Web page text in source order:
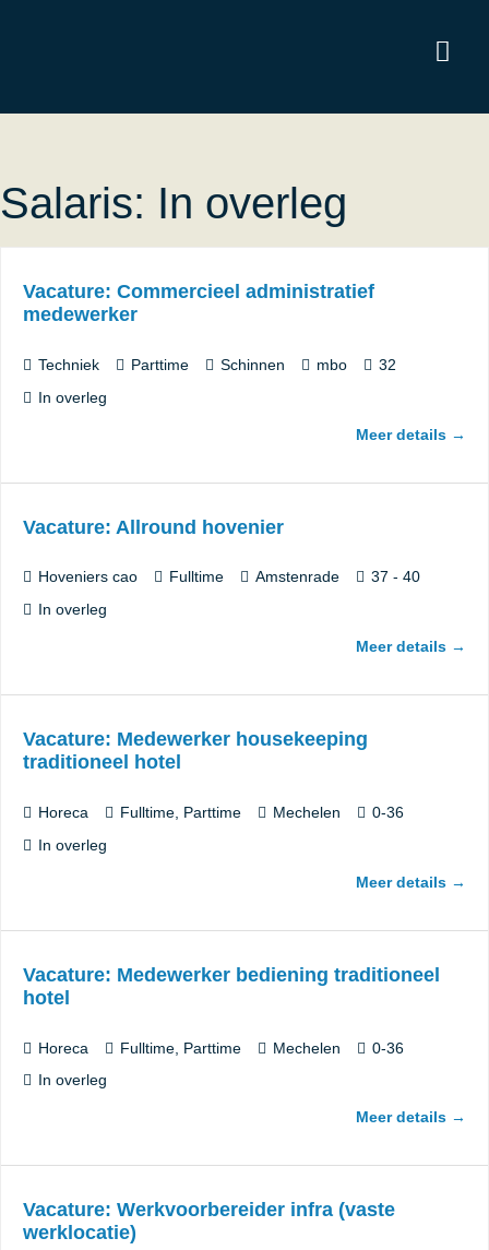
Salaris: In overleg
Vacature: Commercieel administratief
medewerker
Techniek Parttime Schinnen mbo
32
In overleg
Meer details
Vacature: Allround hovenier
Hoveniers cao Fulltime Amstenrade
37 - 40
In overleg
Meer details
Vacature: Medewerker housekeeping
traditioneel hotel
Horeca Fulltime Parttime Mechelen
0-36
In overleg
Meer details
Vacature: Medewerker bediening traditioneel
hotel
Horeca Fulltime Parttime Mechelen
0-36
In overleg
Meer details
Vacature: Werkvoorbereider infra (vaste
werklocatie)